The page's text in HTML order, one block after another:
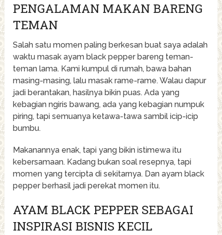
PENGALAMAN MAKAN BARENG
TEMAN
Salah satu momen paling berkesan buat saya adalah
waktu masak ayam black pepper bareng teman-
teman lama. Kami kumpul di rumah, bawa bahan
masing-masing, lalu masak rame-rame. Walau dapur
jadi berantakan, hasilnya bikin puas. Ada yang
kebagian ngiris bawang, ada yang kebagian numpuk
piring, tapi semuanya ketawa-tawa sambil icip-icip
bumbu.
Makanannya enak, tapi yang bikin istimewa itu
kebersamaan. Kadang bukan soal resepnya, tapi
momen yang tercipta di sekitarnya. Dan ayam black
pepper berhasil jadi perekat momen itu.
AYAM BLACK PEPPER SEBAGAI
INSPIRASI BISNIS KECIL